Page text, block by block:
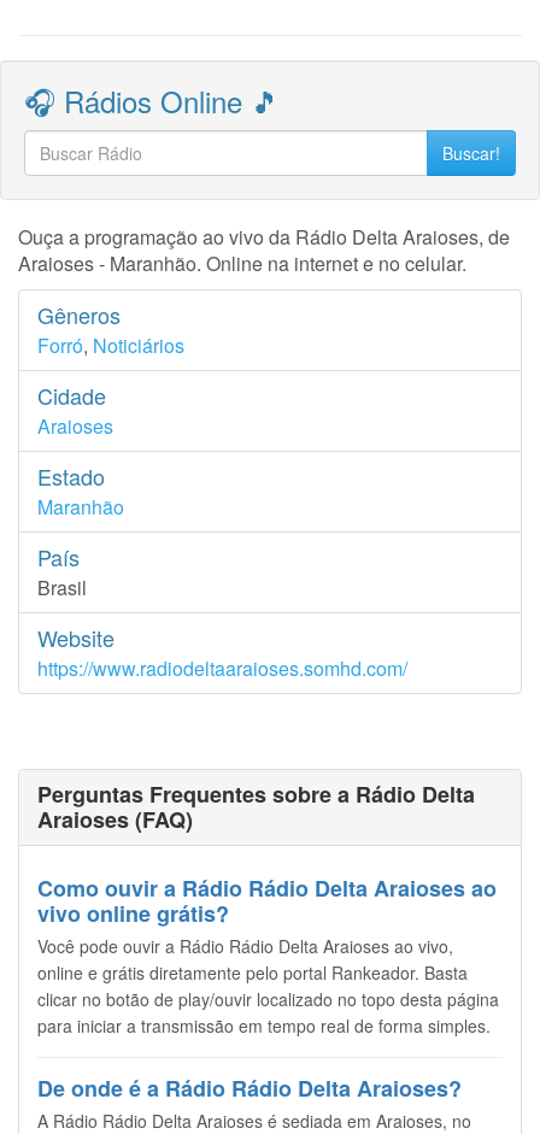
🎧 Rádios Online 🎵
Buscar!
Ouça a programação ao vivo da Rádio Delta Araioses, de
Araioses - Maranhão. Online na internet e no celular.
Gêneros
Forró, Noticiários
Cidade
Araioses
Estado
Maranhão
País
Brasil
Website
https://www.radiodeltaaraioses.somhd.com/
Perguntas Frequentes sobre a Rádio Delta
Araioses (FAQ)
Como ouvir a Rádio Rádio Delta Araioses ao
vivo online grátis?
Você pode ouvir a Rádio Rádio Delta Araioses ao vivo,
online e grátis diretamente pelo portal Rankeador. Basta
clicar no botão de play/ouvir localizado no topo desta página
para iniciar a transmissão em tempo real de forma simples.
De onde é a Rádio Rádio Delta Araioses?
A Rádio Rádio Delta Araioses é sediada em Araioses, no